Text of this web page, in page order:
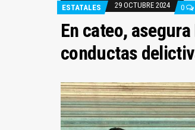
ESTATALES 29 OCTUBRE 2024 0
En cateo,
conductas